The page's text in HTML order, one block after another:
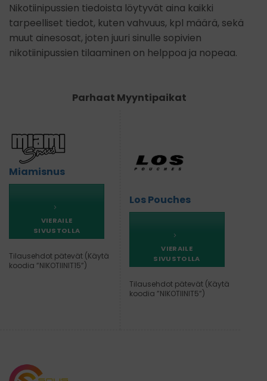
Nikotiinipussien tiedoista löytyvät aina kaikki
tarpeelliset tiedot, kuten vahvuus, kpl määrä, sekä
muut ainesosat, joten juuri sinulle sopivien
nikotiinipussien tilaaminen on helppoa ja nopeaa.
Parhaat Myyntipaikat
Miamisnus
VIERAILE
SIVUSTOLLA
Tilausehdot pätevät (Käytä
koodia ”NIKOTIINIT15”)
Los Pouches
VIERAILE
SIVUSTOLLA
Tilausehdot pätevät (Käytä
koodia ”NIKOTIINIT5”)